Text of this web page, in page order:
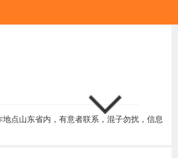
点山东省内，有意者联系，混子勿扰，信息